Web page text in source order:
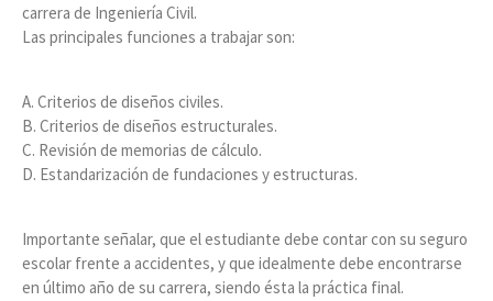
carrera de Ingeniería Civil.
Las principales funciones a trabajar son:
A. Criterios de diseños civiles.
B. Criterios de diseños estructurales.
C. Revisión de memorias de cálculo.
D. Estandarización de fundaciones y estructuras.
Importante señalar, que el estudiante debe contar con su seguro
escolar frente a accidentes, y que idealmente debe encontrarse
en último año de su carrera, siendo ésta la práctica final.